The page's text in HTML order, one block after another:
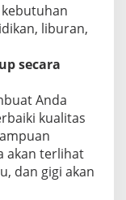
liburan,
secara
Anda
kualitas
akan terlihat
dan gigi akan